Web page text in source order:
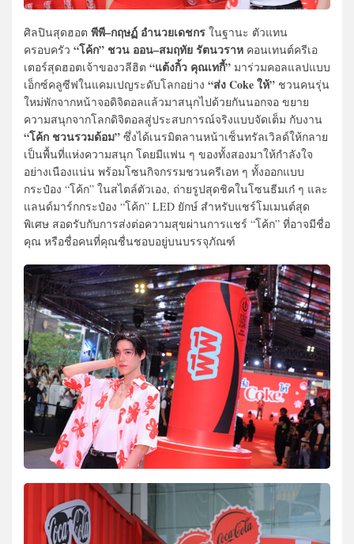
ศิลปินสุดฮอต พีพี–กฤษฏ์ อำนวยเดชกร ในฐานะ ตัวแทน
ครอบครัว “โค้ก” ชวน ออน–สมฤทัย รัตนวราห คอนเทนต์ครีเอ
เตอร์สุดฮอตเจ้าของวลีฮิต “แต้งกิ้ว คุณเทกี้” มาร่วมคอลแลปแบบ
เอ็กซ์คลูซีฟในแคมเปญระดับโลกอย่าง “ส่ง Coke ให้” ชวนคนรุ่น
ใหม่พักจากหน้าจอดิจิตอลแล้วมาสนุกไปด้วยกันนอกจอ ขยาย
ความสนุกจากโลกดิจิตอลสู่ประสบการณ์จริงแบบจัดเต็ม กับงาน
“โค้ก ชวนรวมด้อม” ซึ่งได้เนรมิตลานหน้าเซ็นทรัลเวิลด์ให้กลาย
เป็นพื้นที่แห่งความสนุก โดยมีแฟน ๆ ของทั้งสองมาให้กำลังใจ
อย่างเนืองแน่น พร้อมโซนกิจกรรมชวนครีเอท ๆ ทั้งออกแบบ
กระป๋อง “โค้ก” ในสไตล์ตัวเอง, ถ่ายรูปสุดชิคในโซนธีมเก๋ ๆ และ
แลนด์มาร์กกระป๋อง “โค้ก” LED ยักษ์ สำหรับแชร์โมเมนต์สุด
พิเศษ สอดรับกับการส่งต่อความสุขผ่านการแชร์ “โค้ก” ที่อาจมีชื่อ
คุณ หรือชื่อคนที่คุณชื่นชอบอยู่บนบรรจุภัณฑ์